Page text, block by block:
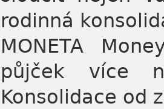
rodinná
MONETA
půjček více
Konsolidace od